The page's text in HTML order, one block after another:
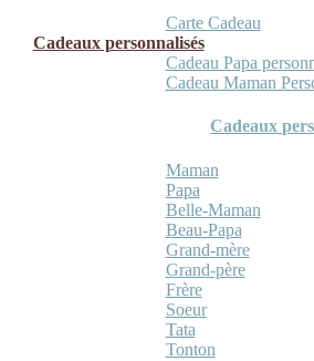
Carte Cadeau
Cadeaux personnalisés
Cadeau Papa
Cadeau Maman
Cadeaux
Maman
Papa
Belle-Maman
Beau-Papa
Grand-mère
Grand-père
Frère
Soeur
Tata
Tonton